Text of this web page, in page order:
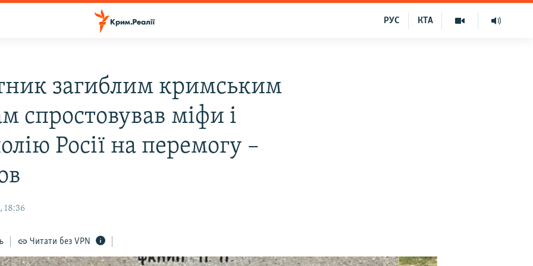
КТА
РУС
загиблим кримським
спростовував міфи і
Росії на перемогу –
18:36
Читати без VPN